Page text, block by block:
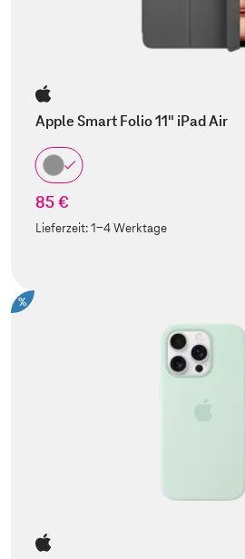
Apple Smart Folio 11" iPad Air
85 €
Lieferzeit:1-4 Werktage
%